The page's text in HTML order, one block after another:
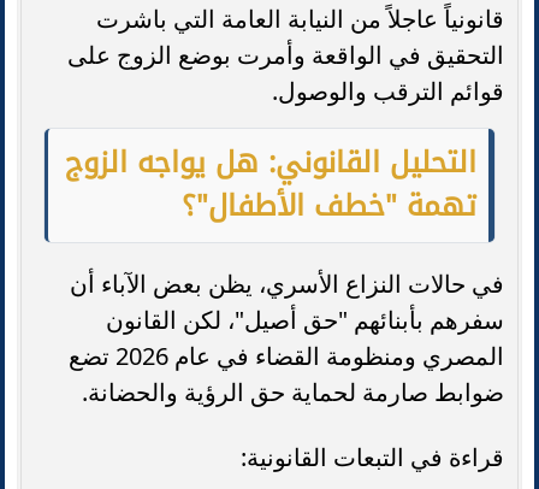
قانونياً عاجلاً من النيابة العامة التي باشرت
التحقيق في الواقعة وأمرت بوضع الزوج على
قوائم الترقب والوصول.
التحليل القانوني: هل يواجه الزوج
تهمة "خطف الأطفال"؟
في حالات النزاع الأسري، يظن بعض الآباء أن
سفرهم بأبنائهم "حق أصيل"، لكن القانون
المصري ومنظومة القضاء في عام 2026 تضع
ضوابط صارمة لحماية حق الرؤية والحضانة.
قراءة في التبعات القانونية: